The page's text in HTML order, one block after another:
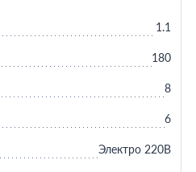
1.1
180
8
6
Электро 220В